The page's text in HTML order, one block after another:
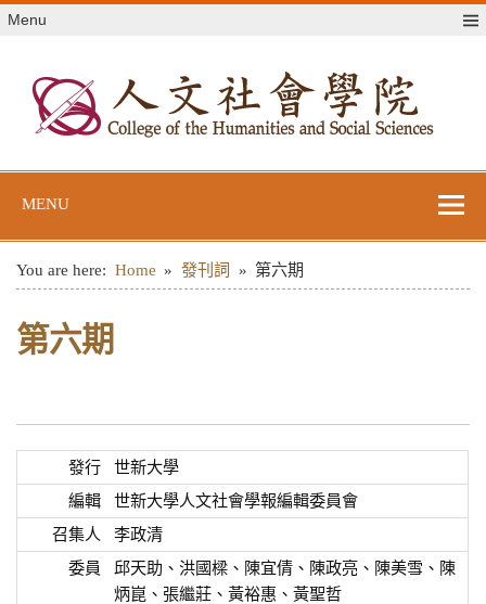
Skip
toMenu
MENU
You are here: Home 發刊詞 第六期
第六期
發行
世新大學
編輯
世新大學人文社會學報編輯委員會
召集人
李政清
委員
邱天助、洪國樑、陳宜倩、陳政亮、陳美雪、陳
炳崑、張繼莊、黃裕惠、黃聖哲